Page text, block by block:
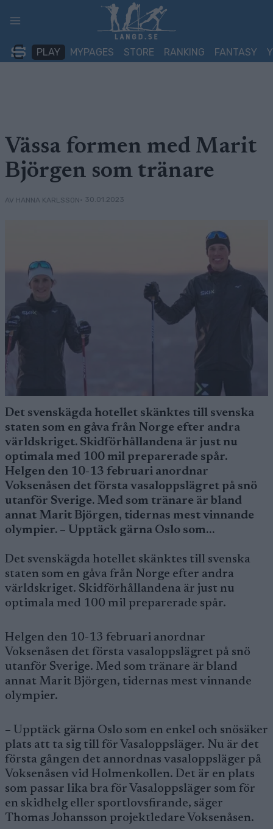
PLAY MYPAGES STORE RANKING FANTASY
Vässa formen med Marit
Björgen som tränare
AV HANNA KARLSSON• 30.01.2023
Det svenskägda hotellet skänktes till svenska
staten som en gåva från Norge efter andra
världskriget. Skidförhållandena är just nu
optimala med 100 mil preparerade spår.
Helgen den 10-13 februari anordnar
Voksenåsen det första vasaloppslägret på snö
utanför Sverige. Med som tränare är bland
annat Marit Björgen, tidernas mest vinnande
olympier. – Upptäck gärna Oslo som…
Det svenskägda hotellet skänktes till svenska
staten som en gåva från Norge efter andra
världskriget. Skidförhållandena är just nu
optimala med 100 mil preparerade spår.
Helgen den 10-13 februari anordnar
Voksenåsen det första vasaloppslägret på snö
utanför Sverige. Med som tränare är bland
annat Marit Björgen, tidernas mest vinnande
olympier.
– Upptäck gärna Oslo som en enkel och snösäker
plats att ta sig till för Vasaloppsläger. Nu är det
första gången det annordnas vasaloppsläger på
Voksenåsen vid Holmenkollen. Det är en plats
som passar lika bra för Vasaloppsläger som för
en skidhelg eller sportlovsfirande, säger
Thomas Johansson projektledare Voksenåsen.